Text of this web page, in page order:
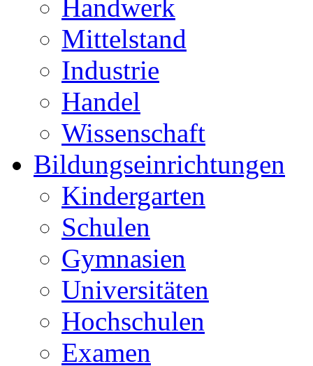
Handwerk
Mittelstand
Industrie
Handel
Wissenschaft
Bildungseinrichtungen
Kindergarten
Schulen
Gymnasien
Universitäten
Hochschulen
Examen